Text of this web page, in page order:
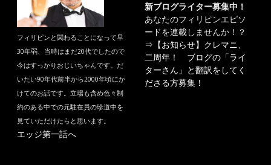
フィリピンと関わることになって早
30年弱、当時はまだ20代でしたので
今はすっかりおじいちゃんです。だ
いたい90年代前半から2000年頃にか
けてのお話です。立場も含め色々制
約のある中での元駐在員の珍道中を
見ていただけたらと思います。
エッジ第一話へ
新ブログライター募集中！
あなたのフィリピンエピソ
ードを連載しませんか！？
⇒ 【お知らせ】クレマニ、
二周年！ ブログの「ライ
ターさん」と翻訳をしてく
ださる方募集！